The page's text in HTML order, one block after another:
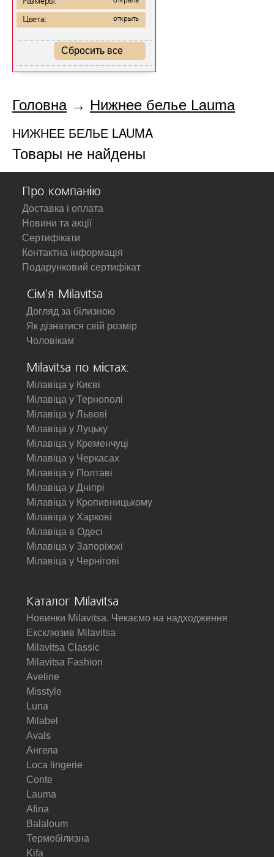
Цвета: открыть
Сбросить все
Головна→ Нижнее белье Lauma
НИЖНЕЕ БЕЛЬЕ LAUMA
Товары не найдены
Про компанію
Доставка і оплата
Новини та акції
Сертифікати
Контактна інформація
Подарунковий сертифікат
Сім'я Milavitsa
Догляд за білизною
Як дізнатися свій розмір
Чоловікам
Milavitsa по містах:
Мілавіца у Києві
Мілавіца у Тернополі
Мілавіца у Львові
Мілавіца у Луцьку
Мілавіца у Кременчуці
Мілавіца у Черкасах
Мілавіца у Полтаві
Мілавіца у Дніпрі
Мілавіца у Кропивницькому
Мілавіца у Харкові
Мілавіца в Одесі
Мілавіца у Запоріжжі
Мілавіца у Чернігові
Каталог Milavitsa
Новинки Milavitsa. Чекаємо на надходження
Ексклюзив Milavitsa
Milavitsa Classic
Milavitsa Fashion
Aveline
Misstyle
Luna
Milabel
Avals
Ангела
Loca lingerie
Conte
Lauma
Afina
Balaloum
Термобілизна
Kifa